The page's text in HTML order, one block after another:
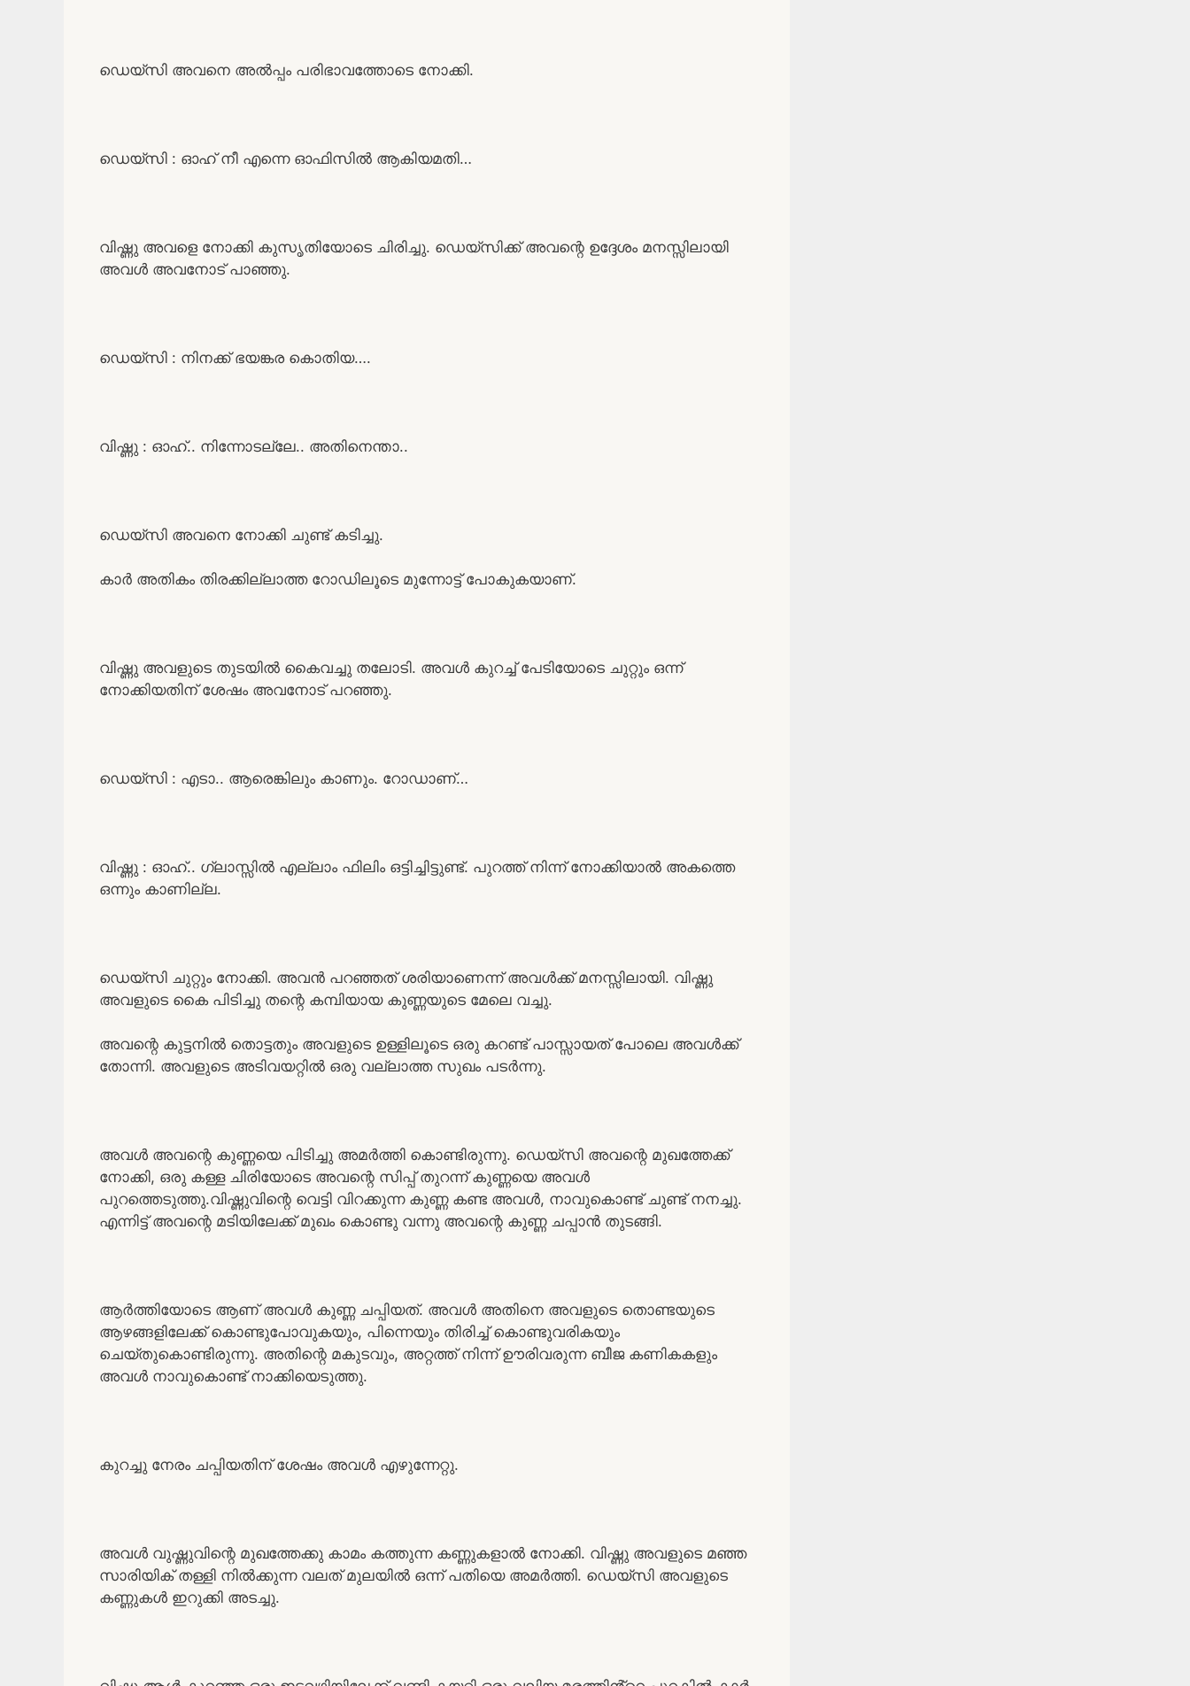
ഡെയ്‌സി അവനെ അൽപ്പം പരിഭാവത്തോടെ നോക്കി.
ഡെയ്‌സി : ഓഹ് നീ എന്നെ ഓഫിസിൽ ആകിയമതി…
വിഷ്ണു അവളെ നോക്കി കുസൃതിയോടെ ചിരിച്ചു. ഡെയ്‌സിക്ക് അവന്റെ ഉദ്ദേശം മനസ്സിലായി
അവൾ അവനോട് പാഞ്ഞു.
ഡെയ്‌സി : നിനക്ക് ഭയങ്കര കൊതിയ….
വിഷ്ണു : ഓഹ്.. നിന്നോടല്ലേ.. അതിനെന്താ..
ഡെയ്‌സി അവനെ നോക്കി ചുണ്ട് കടിച്ചു.
കാർ അതികം തിരക്കില്ലാത്ത റോഡിലൂടെ മുന്നോട്ട് പോകുകയാണ്.
വിഷ്ണു അവളുടെ തുടയിൽ കൈവച്ചു തലോടി. അവൾ കുറച്ച് പേടിയോടെ ചുറ്റും ഒന്ന്
നോക്കിയതിന് ശേഷം അവനോട് പറഞ്ഞു.
ഡെയ്‌സി : എടാ.. ആരെങ്കിലും കാണും. റോഡാണ്…
വിഷ്ണു : ഓഹ്.. ഗ്ലാസ്സിൽ എല്ലാം ഫിലിം ഒട്ടിച്ചിട്ടുണ്ട്. പുറത്ത് നിന്ന് നോക്കിയാൽ അകത്തെ
ഒന്നും കാണില്ല.
ഡെയ്‌സി ചുറ്റും നോക്കി. അവൻ പറഞ്ഞത് ശരിയാണെന്ന് അവൾക്ക് മനസ്സിലായി. വിഷ്ണു
അവളുടെ കൈ പിടിച്ചു തന്റെ കമ്പിയായ കുണ്ണയുടെ മേലെ വച്ചു.
അവന്റെ കുട്ടനിൽ തൊട്ടതും അവളുടെ ഉള്ളിലൂടെ ഒരു കറണ്ട് പാസ്സായത് പോലെ അവൾക്ക്
തോന്നി. അവളുടെ അടിവയറ്റിൽ ഒരു വല്ലാത്ത സുഖം പടർന്നു.
അവൾ അവന്റെ കുണ്ണയെ പിടിച്ചു അമർത്തി കൊണ്ടിരുന്നു. ഡെയ്‌സി അവന്റെ മുഖത്തേക്ക്
നോക്കി, ഒരു കള്ള ചിരിയോടെ അവന്റെ സിപ്പ് തുറന്ന് കുണ്ണയെ അവൾ
പുറത്തെടുത്തു.വിഷ്ണുവിന്റെ വെട്ടി വിറക്കുന്ന കുണ്ണ കണ്ട അവൾ, നാവുകൊണ്ട് ചുണ്ട് നനച്ചു.
എന്നിട്ട് അവന്റെ മടിയിലേക്ക് മുഖം കൊണ്ടു വന്നു അവന്റെ കുണ്ണ ചപ്പാൻ തുടങ്ങി.
ആർത്തിയോടെ ആണ് അവൾ കുണ്ണ ചപ്പിയത്. അവൾ അതിനെ അവളുടെ തൊണ്ടയുടെ
ആഴങ്ങളിലേക്ക് കൊണ്ടുപോവുകയും, പിന്നെയും തിരിച്ച് കൊണ്ടുവരികയും
ചെയ്തുകൊണ്ടിരുന്നു. അതിന്റെ മകുടവും, അറ്റത്ത് നിന്ന് ഊരിവരുന്ന ബീജ കണികകളും
അവൾ നാവുകൊണ്ട് നാക്കിയെടുത്തു.
കുറച്ചു നേരം ചപ്പിയതിന് ശേഷം അവൾ എഴുന്നേറ്റു.
അവൾ വുഷ്ണുവിന്റെ മുഖത്തേക്കു കാമം കത്തുന്ന കണ്ണുകളാൽ നോക്കി. വിഷ്ണു അവളുടെ മഞ്ഞ
സാരിയിക് തള്ളി നിൽക്കുന്ന വലത് മുലയിൽ ഒന്ന് പതിയെ അമർത്തി. ഡെയ്‌സി അവളുടെ
കണ്ണുകൾ ഇറുക്കി അടച്ചു.